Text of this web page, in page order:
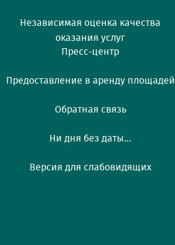
Независимая оценка качества
оказания услуг
Пресс-центр
Предоставление в аренду площадей
Обратная связь
Ни дня без даты...
Версия для слабовидящих